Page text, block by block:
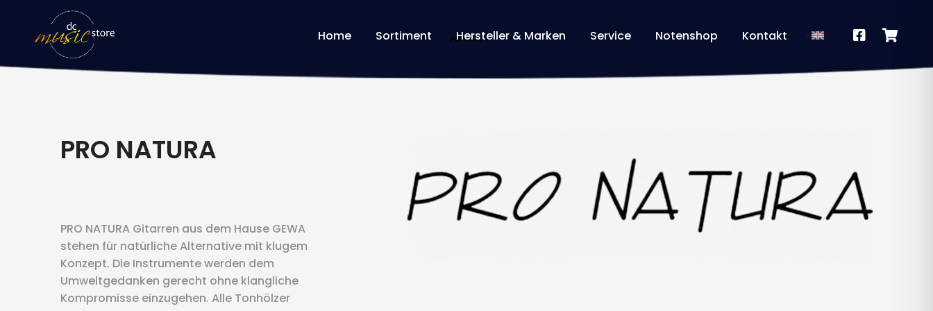
Home Sortiment Hersteller & Marken Service Notenshop Kontakt
Portfolio
Home Portfolios PRO NATURA
PRO NATURA
PRO NATURA Gitarren aus dem Hause GEWA
stehen für natürliche Alternative mit klugem
Konzept. Die Instrumente werden dem
Umweltgedanken gerecht ohne klangliche
Kompromisse einzugehen. Alle Tonhölzer